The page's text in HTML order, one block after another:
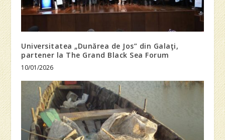
Universitatea „Dunărea de Jos” din Galaţi,
partener la The Grand Black Sea Forum
10/01/2026